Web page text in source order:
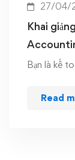
27/04/
Khai
Bạn là kế
Read